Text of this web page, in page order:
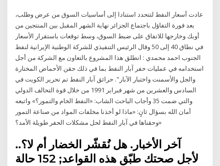
عادت أسعار النفط لتتحدد استنادا إلى أساسيات السوق من عرض وطلب،
بعد فورة التفاؤل باجتماع الجزائر نهاية الشهر المقبل بين المنتجين من
أوبك وخارجها للاتفاق على ضبط السوق، وسط توقعات باستقرار الأسعار
في نطاق 40 إلى 50 وقال الرئيس التنفيذي للشرکة الوطنية الإيرانية لنفط
الجنوب احمد محمدي : انطلق هذا المشروع بالتعاون مع الشرکة من أجل
استخدامه في عمليات حفر آبار النفط بما في ذلك حقن الأحماض المختارة
والجل والأسمنت واختبار الآبار". حرائق آبار النفط تم تحرير الكويت في
السادس والعشرين من شهر فبراير 1991 من خلال قوة التحالف الدولي
والتي ضمت 35 وأجاب الباحث الشاب: «النفط الخام والتمور؟» واتبعه
أمان الله بسؤال ثانٍ: «ماذا لو أخذنا مخلفات المواد من صناعة التمور
وحقناها في آبار النفط لحل مشكلات الحفر طويلة الأمد؟»
آخر الأخبار. هل نُقشّر الخضار أم لا؟..
لأجل صحتك طبّق هذه القواعد; 152 حالة